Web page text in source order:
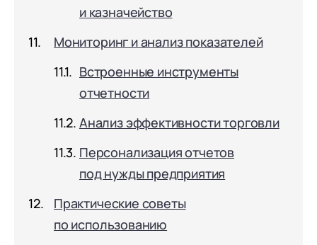
и казначейство
Мониторинг и анализ показателей
Встроенные инструменты
отчетности
Анализ эффективности торговли
Персонализация отчетов
под нужды предприятия
Практические советы
по использованию